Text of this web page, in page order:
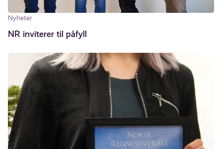
Nyheter
NR inviterer til påfyll